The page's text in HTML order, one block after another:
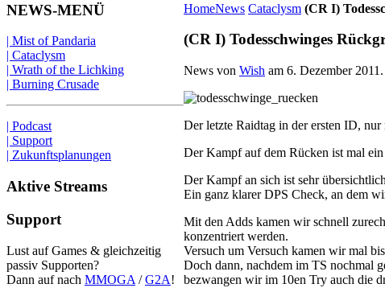
HomeNews Cataclysm (CR I)
(CR I) Todesschwinges
News von Wish am 6. Dezember 2011 .
Der letzte Raidtag in der ersten ID,
Der Kampf auf dem Rücken ist mal
Der Kampf an sich ist sehr
Ein ganz klarer DPS Check, an dem
Mit den Adds kamen wir schnell
konzentriert werden.
Versuch um Versuch kamen wir mal
Doch dann, nachdem im TS nochmal
bezwangen wir im 10en Try auch die
NEWS-MENÜ
| Mist of Pandaria
| Cataclysm
| Wrath of the Lichking
| Burning Crusade
| Podcast
| Support
| Zukunftsplanungen
Aktive Streams
Support
Lust auf Games & gleichzeitig
passiv Supporten?
Dann auf nach MMOGA /G2A!